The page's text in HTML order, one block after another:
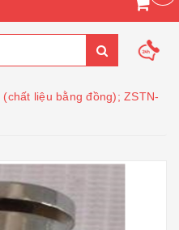
liệu bằng đồng); ZSTN-